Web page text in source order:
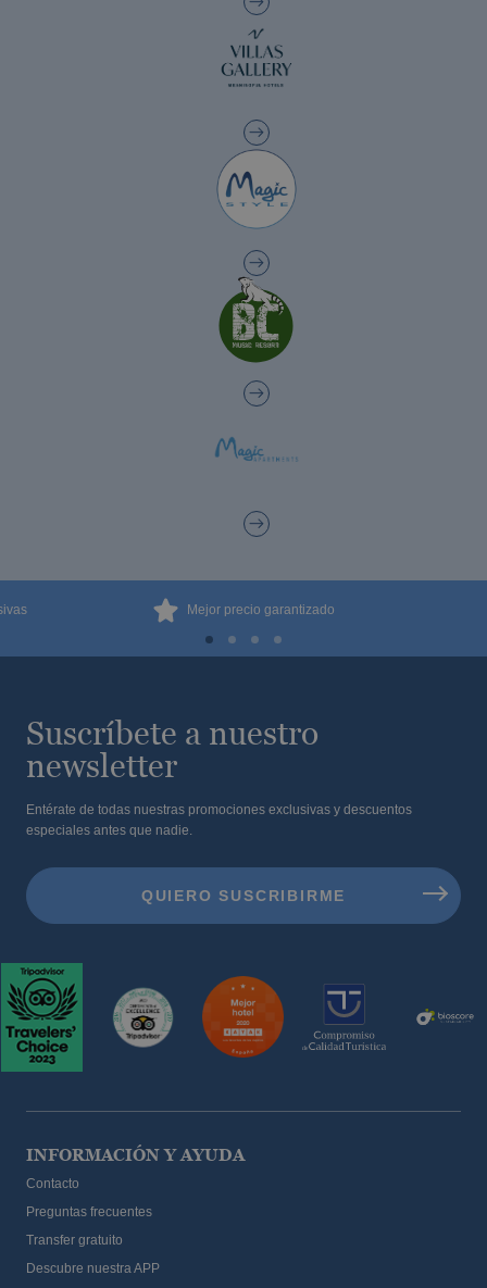
Los mejores hoteles para disfrutar de los
campos de golf de la comunidad valenciana
eléctrico
Vive el mejor Halloween en nuestros
hoteles
Mejor precio garantizado
Suscríbete a nuestro
newsletter
Entérate de todas nuestras promociones exclusivas y descuentos
especiales antes que nadie.
INFORMACIÓN Y AYUDA
Contacto
Preguntas frecuentes
Transfer gratuito
Descubre nuestra APP